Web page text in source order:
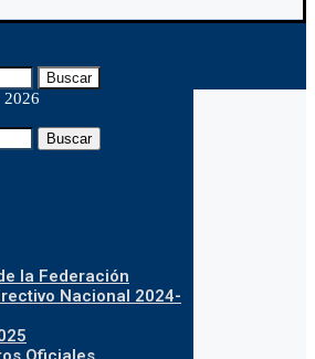
Buscar
2026
Buscar
la Federación
Nacional 2024-